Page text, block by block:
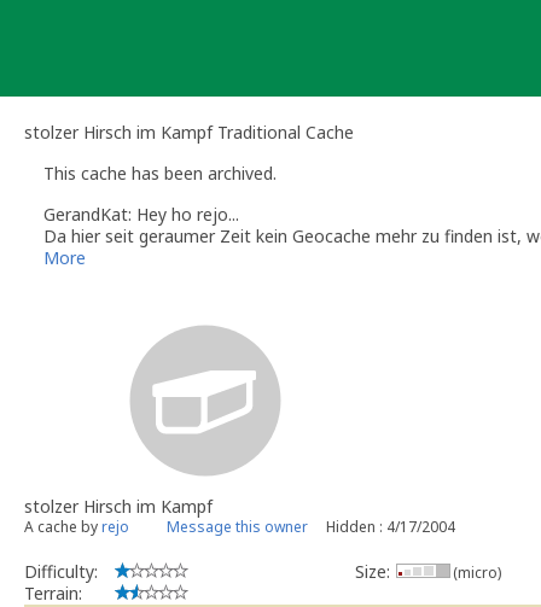
stolzer Hirsch im Kampf Traditional Cache
This cache has been archived.
GerandKat: Hey ho rejo...
Da hier seit geraumer Zeit kein Geocache mehr zu finden ist,
Damit ist der Cache nicht mehr in der Liste der zu findenden
Katrin und Gerwin
Volunteer Reviewer bei Geocaching.com
Regionale Besonderheiten findet ihr in unserem
Tipps & Tricks gibt es auf den Info-Seiten der
More
stolzer Hirsch im Kampf
A cache byrejo Message this owner Hidden : 4/17/2004
Difficulty:
Terrain:
Size: (micro)